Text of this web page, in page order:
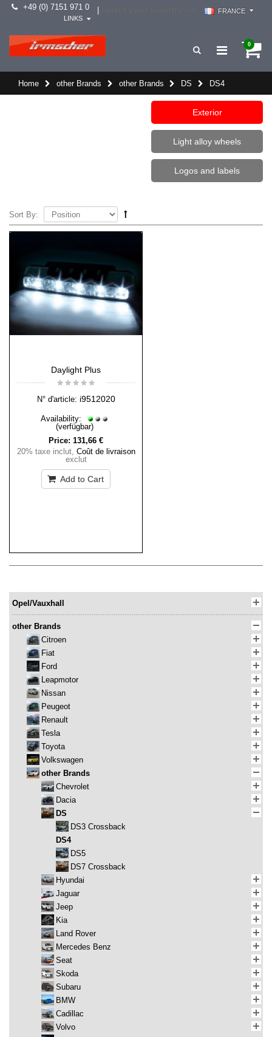
+49 (0) 7151 971 0
FRANCE
LINKS
0
Home other Brands other Brands DS DS4
Exterior
Light alloy wheels
Logos and labels
Sort By:
Daylight Plus
N° d'article: i9512020
Availability:
(verfügbar)
Price: 131,66 €
20% taxe inclut, Coût de livraison
exclut
Add to Cart
Opel/Vauxhall
other Brands
Citroen
Fiat
Ford
Leapmotor
Nissan
Peugeot
Renault
Tesla
Toyota
Volkswagen
other Brands
Chevrolet
Dacia
DS
DS3 Crossback
DS4
DS5
DS7 Crossback
Hyundai
Jaguar
Jeep
Kia
Land Rover
Mercedes Benz
Seat
Skoda
Subaru
BMW
Cadillac
Volvo